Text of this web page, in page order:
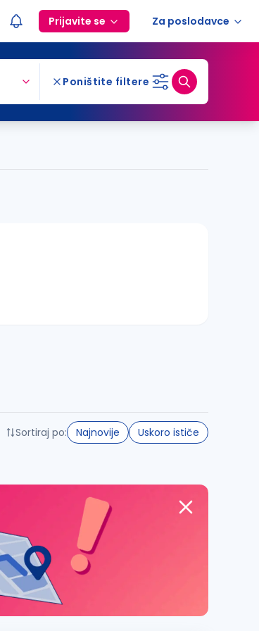
Prijavite se Za poslodavce
Poništite filtere
Sortiraj po: Najnovije Uskoro ističe